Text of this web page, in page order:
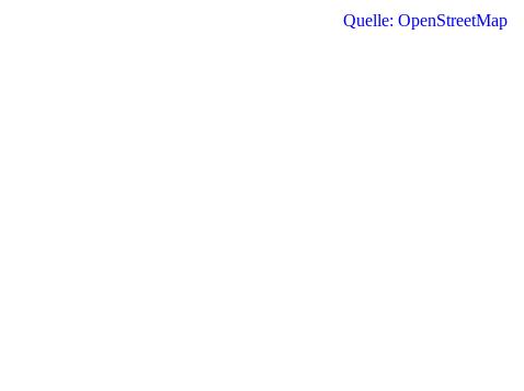
Quelle: OpenStreetMap